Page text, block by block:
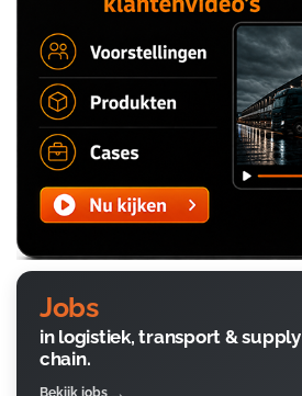
Jobs
in logistiek, transport & supply
chain.
Bekijk jobs